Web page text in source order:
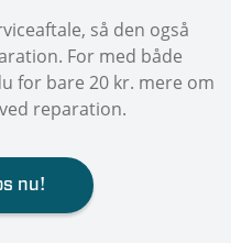
så den også
For med både
for bare 20 kr. mere om
reparation.
nu!